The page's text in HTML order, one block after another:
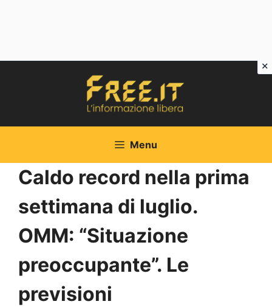
Menu
Caldo record nella prima
settimana di luglio.
OMM: “Situazione
preoccupante”. Le
previsioni